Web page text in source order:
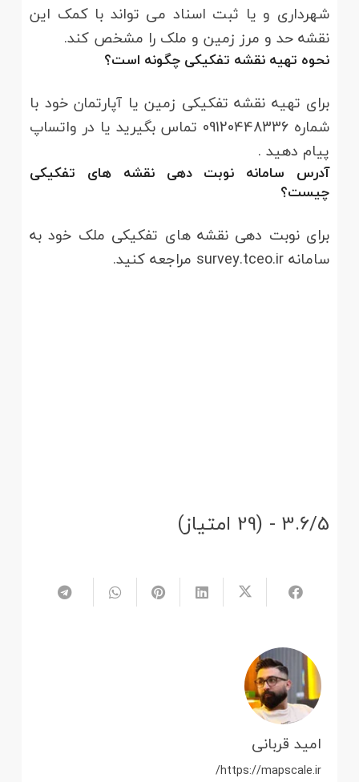
شهرداری و یا ثبت اسناد می تواند با کمک این
نقشه حد و مرز زمین و ملک را مشخص کند.
نحوه تهیه نقشه تفکیکی چگونه است؟
برای تهیه نقشه تفکیکی زمین یا آپارتمان خود با
شماره 09120448336 تماس بگیرید یا در واتساپ
پیام دهید .
آدرس سامانه نوبت دهی نقشه های تفکیکی
چیست؟
برای نوبت دهی نقشه های تفکیکی ملک خود به
سامانه survey.tceo.ir مراجعه کنید.
3.6/5 - (29 امتیاز)
امید قربانی
https://mapscale.ir/